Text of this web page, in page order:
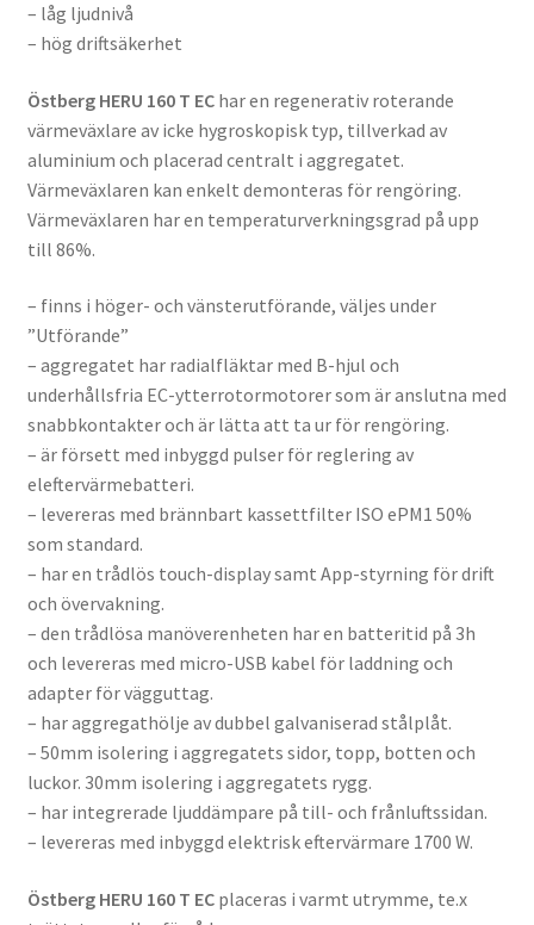
– låg ljudnivå
– hög driftsäkerhet
Östberg HERU 160 T EChar en regenerativ roterande
värmeväxlare av icke hygroskopisk typ, tillverkad av
aluminium och placerad centralt i aggregatet.
Värmeväxlaren kan enkelt demonteras för rengöring.
Värmeväxlaren har en temperaturverkningsgrad på upp
till 86%.
– finns i höger- och vänsterutförande, väljes under
”Utförande”
– aggregatet har radialfläktar med B-hjul och
underhållsfria EC-ytterrotormotorer som är anslutna med
snabbkontakter och är lätta att ta ur för rengöring.
– är försett med inbyggd pulser för reglering av
eleftervärmebatteri.
– levereras med brännbart kassettfilter ISO ePM1 50%
som standard.
– har en trådlös touch-display samt App-styrning för drift
och övervakning.
– den trådlösa manöverenheten har en batteritid på 3h
och levereras med micro-USB kabel för laddning och
adapter för vägguttag.
– har aggregathölje av dubbel galvaniserad stålplåt.
– 50mm isolering i aggregatets sidor, topp, botten och
luckor. 30mm isolering i aggregatets rygg.
– har integrerade ljuddämpare på till- och frånluftssidan.
– levereras med inbyggd elektrisk eftervärmare 1700 W.
Östberg HERU 160 T ECplaceras i varmt utrymme, te.x